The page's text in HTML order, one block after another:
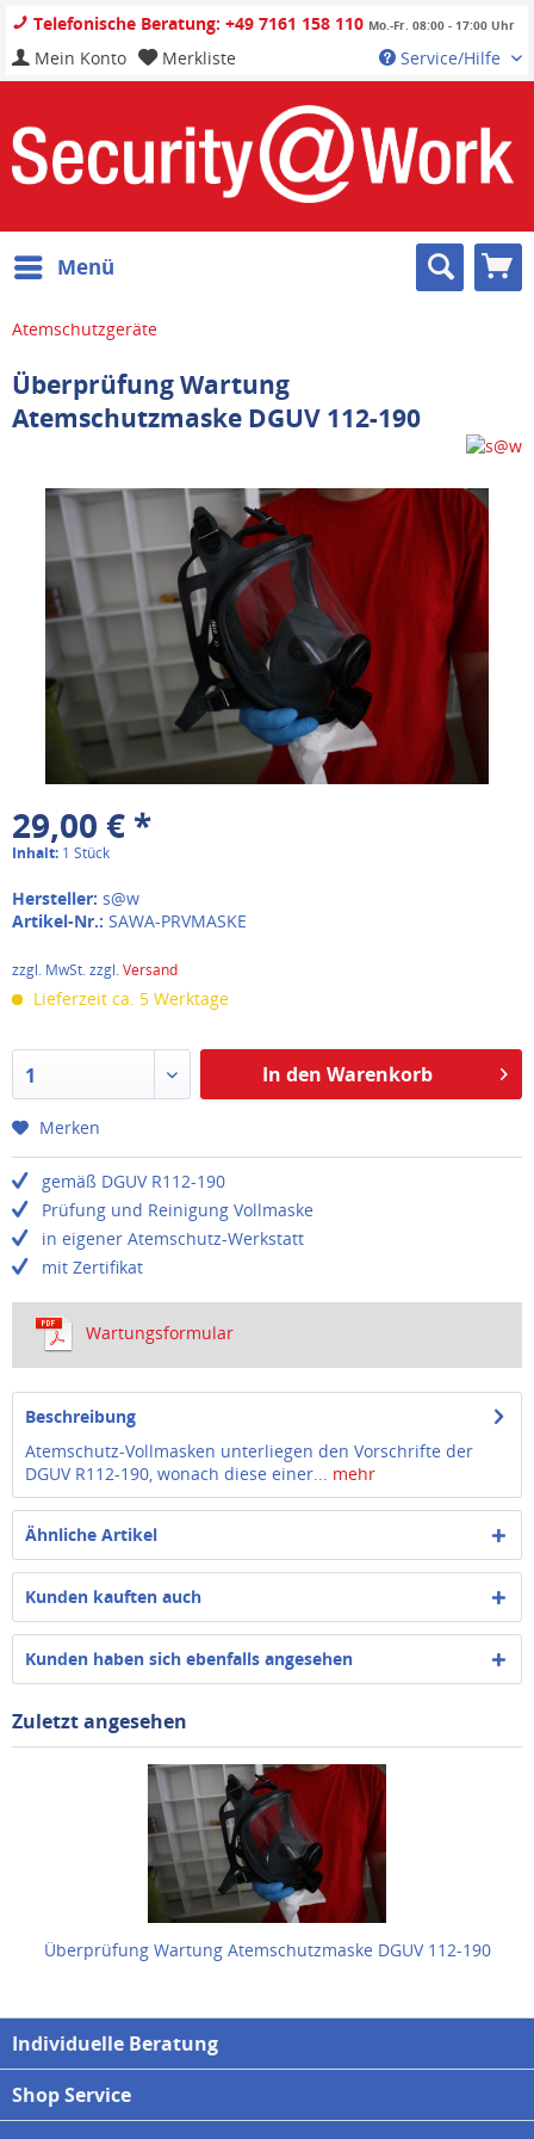
Telefonische Beratung: +49 7161 158 110 Mo.-Fr. 08:00 - 17:00 Uhr
Service/Hilfe
Mein Konto Merkliste
Menü
Atemschutzgeräte
Überprüfung Wartung
Atemschutzmaske DGUV 112-190
29,00 € *
Inhalt: 1 Stück
Hersteller: s@w
Artikel-Nr.: SAWA-PRVMASKE
zzgl. MwSt. zzgl.Versand
Lieferzeit ca. 5 Werktage
1 In den Warenkorb
Merken
gemäß DGUV R112-190
Prüfung und Reinigung Vollmaske
in eigener Atemschutz-Werkstatt
mit Zertifikat
Wartungsformular
Beschreibung
Atemschutz-Vollmasken unterliegen den Vorschrifte der
DGUV R112-190, wonach diese einer... mehr
Ähnliche Artikel
Kunden kauften auch
Kunden haben sich ebenfalls angesehen
Zuletzt angesehen
Überprüfung Wartung Atemschutzmaske DGUV 112-190
Individuelle Beratung
Shop Service